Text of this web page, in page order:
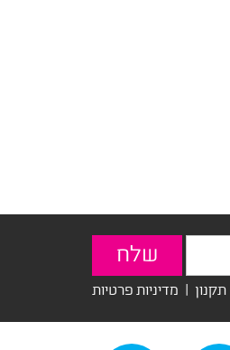
תקנון | מדיניות פרטיות